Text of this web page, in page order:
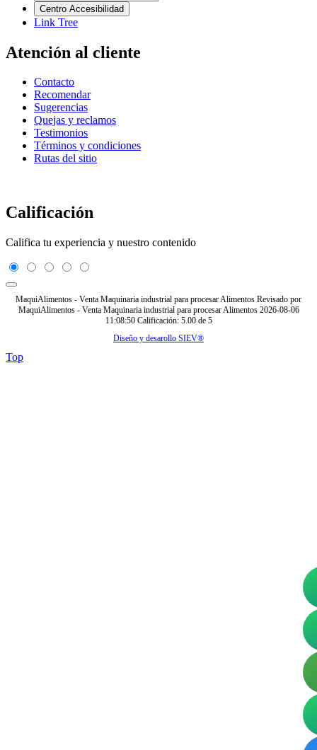
Centro Accesibilidad
Link Tree
Atención al cliente
Contacto
Recomendar
Sugerencias
Quejas y reclamos
Testimonios
Términos y condiciones
Rutas del sitio
Calificación
Califica tu experiencia y nuestro contenido
MaquiAlimentos - Venta Maquinaria industrial para procesar Alimentos Revisado por
MaquiAlimentos - Venta Maquinaria industrial para procesar Alimentos 2026-08-06
11:08:50 Calificación: 5.00 de 5
Diseño y desarollo SIEV®
Top